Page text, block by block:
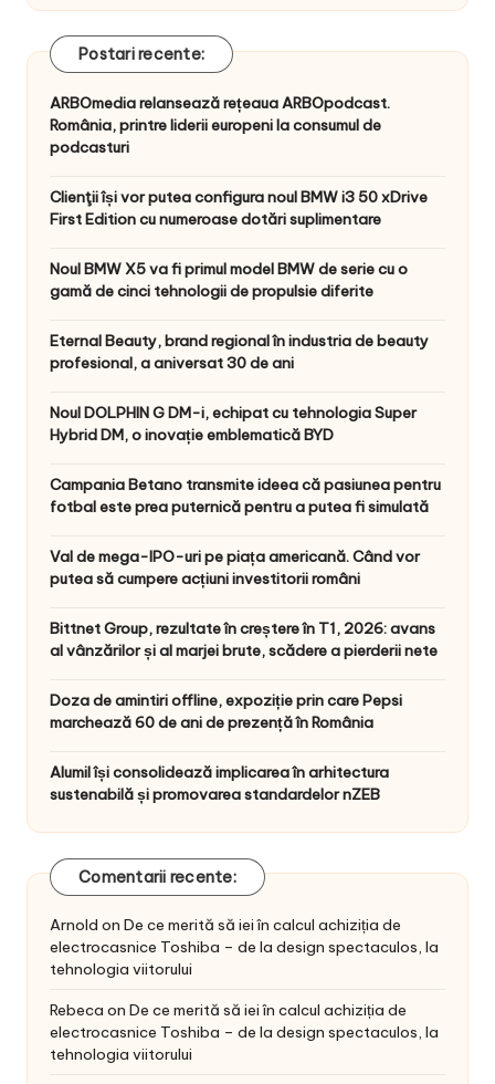
Postari recente:
ARBOmedia relansează rețeaua ARBOpodcast.
România, printre liderii europeni la consumul de
podcasturi
Clienţii își vor putea configura noul BMW i3 50 xDrive
First Edition cu numeroase dotări suplimentare
Noul BMW X5 va fi primul model BMW de serie cu o
gamă de cinci tehnologii de propulsie diferite
Eternal Beauty, brand regional în industria de beauty
profesional, a aniversat 30 de ani
Noul DOLPHIN G DM-i, echipat cu tehnologia Super
Hybrid DM, o inovație emblematică BYD
Campania Betano transmite ideea că pasiunea pentru
fotbal este prea puternică pentru a putea fi simulată
Val de mega-IPO-uri pe piața americană. Când vor
putea să cumpere acțiuni investitorii români
Bittnet Group, rezultate în creștere în T1, 2026: avans
al vânzărilor și al marjei brute, scădere a pierderii nete
Doza de amintiri offline, expoziție prin care Pepsi
marchează 60 de ani de prezență în România
Alumil își consolidează implicarea în arhitectura
sustenabilă și promovarea standardelor nZEB
Comentarii recente:
Arnold on De ce merită să iei în calcul achiziția de
electrocasnice Toshiba – de la design spectaculos, la
tehnologia viitorului
Rebeca on De ce merită să iei în calcul achiziția de
electrocasnice Toshiba – de la design spectaculos, la
tehnologia viitorului